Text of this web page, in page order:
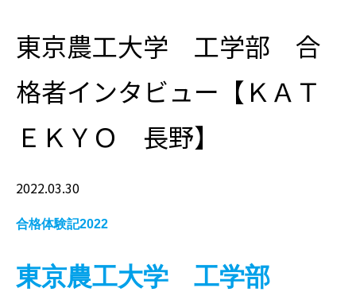
東京農工大学 工学部 合
格者インタビュー【ＫＡＴ
ＥＫＹＯ 長野】
2022.03.30
合格体験記2022
東京農工大学 工学部